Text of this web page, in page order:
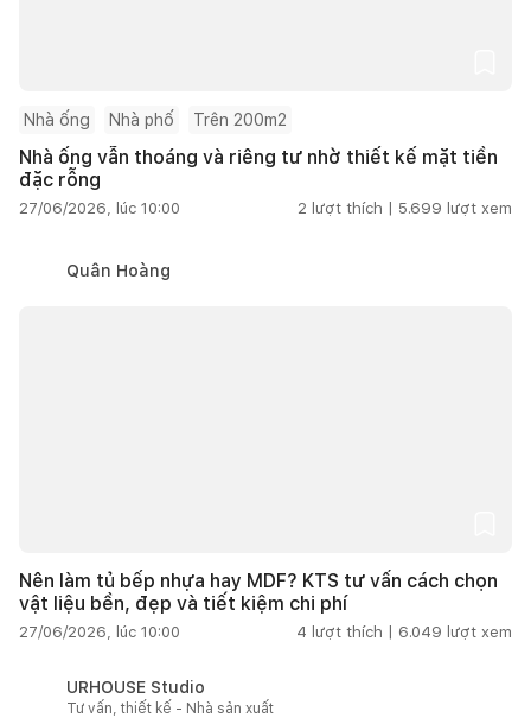
Nhà ống Nhà phố Trên 200m2
Nhà ống vẫn thoáng và riêng tư nhờ thiết kế mặt tiền
đặc rỗng
27/06/2026, lúc 10:00 2 lượt thích | 5.699 lượt xem
Quân Hoàng
Nên làm tủ bếp nhựa hay MDF? KTS tư vấn cách chọn
vật liệu bền, đẹp và tiết kiệm chi phí
27/06/2026, lúc 10:00 4 lượt thích | 6.049 lượt xem
URHOUSE Studio
Tư vấn, thiết kế - Nhà sản xuất